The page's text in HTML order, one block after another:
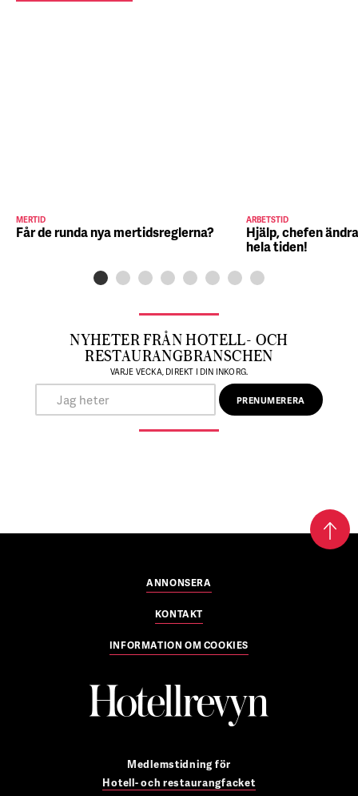
MERTID
Får de runda nya mertidsreglerna?
ARBETSTID
Hjälp, chefen
hela tiden!
NYHETER FRÅN HOTELL- OCH
RESTAURANGBRANSCHEN
VARJE VECKA, DIREKT I DIN INKORG.
ANNONSERA
KONTAKT
INFORMATION OM COOKIES
Medlemstidning för
Hotell- och restaurangfacket